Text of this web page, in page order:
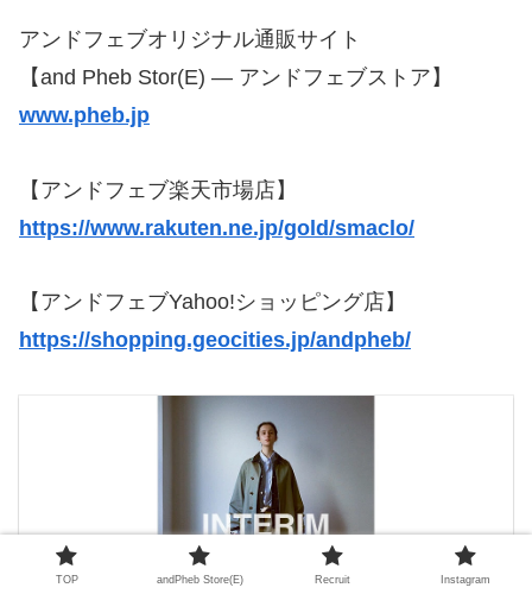
アンドフェブオリジナル通販サイト
【and Pheb Stor(E) — アンドフェブストア】
www.pheb.jp
【アンドフェブ楽天市場店】
https://www.rakuten.ne.jp/gold/smaclo/
【アンドフェブYahoo!ショッピング店】
https://shopping.geocities.jp/andpheb/
TOP andPheb Store(E) Recruit Instagram